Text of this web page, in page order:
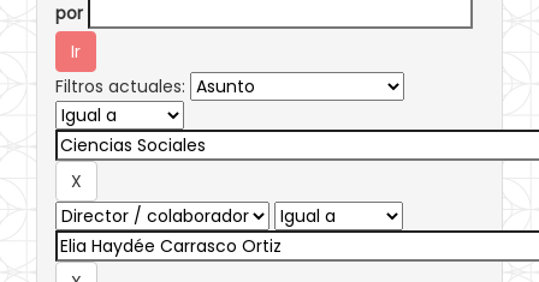
por
Filtros actuales: